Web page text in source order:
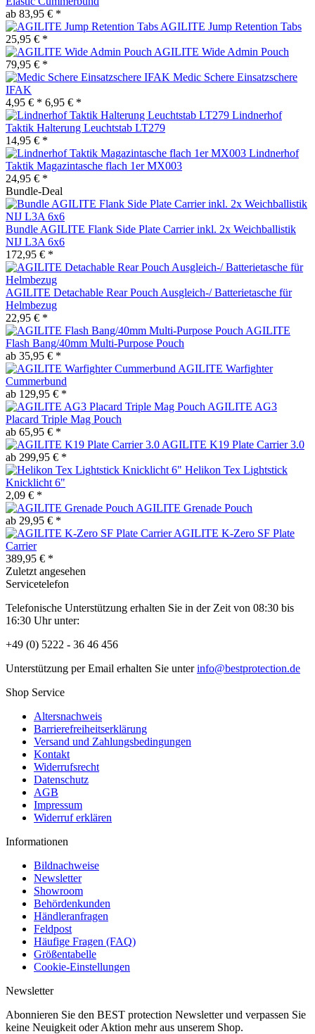
ab 83,95 € *
AGILITE Jump Retention Tabs
25,95 € *
AGILITE Wide Admin Pouch
79,95 € *
Medic Schere Einsatzschere
IFAK
4,95 € * 6,95 € *
Lindnerhof
Taktik Halterung Leuchtstab LT279
14,95 € *
Lindnerhof
Taktik Magazintasche flach 1er MX003
24,95 € *
Bundle-Deal
Bundle AGILITE Flank Side Plate Carrier inkl. 2x Weichballistik
NIJ L3A 6x6
172,95 € *
AGILITE Detachable Rear Pouch Ausgleich-/ Batterietasche für
Helmbezug
22,95 € *
AGILITE
Flash Bang/40mm Multi-Purpose Pouch
ab 35,95 € *
AGILITE Warfighter
Cummerbund
ab 129,95 € *
AGILITE AG3
Placard Triple Mag Pouch
ab 65,95 € *
AGILITE K19 Plate Carrier 3.0
ab 299,95 € *
Helikon Tex Lightstick
Knicklicht 6"
2,09 € *
AGILITE Grenade Pouch
ab 29,95 € *
AGILITE K-Zero SF Plate
Carrier
389,95 € *
Zuletzt angesehen
Servicetelefon
Telefonische Unterstützung erhalten Sie in der Zeit von 08:30 bis
16:30 Uhr unter:
+49 (0) 5222 - 36 46 456
Unterstützung per Email erhalten Sie unterinfo@bestprotection.de
Shop Service
Altersnachweis
Barrierefreiheitserklärung
Versand und Zahlungsbedingungen
Kontakt
Widerrufsrecht
Datenschutz
AGB
Impressum
Widerruf erklären
Informationen
Bildnachweise
Newsletter
Showroom
Behördenkunden
Händleranfragen
Feldpost
Häufige Fragen (FAQ)
Größentabelle
Cookie-Einstellungen
Newsletter
Abonnieren Sie den BEST protection Newsletter und verpassen Sie
keine Neuigkeit oder Aktion mehr aus unserem Shop.